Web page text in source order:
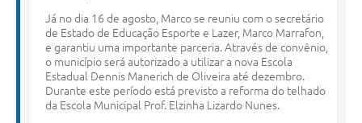
Já no dia 16 de agosto, Marco se reuniu com o secretário
de Estado de Educação Esporte e Lazer, Marco Marrafon,
e garantiu uma importante parceria. Através de convênio,
o município será autorizado a utilizar a nova Escola
Estadual Dennis Manerich de Oliveira até dezembro.
Durante este período está previsto a reforma do telhado
da Escola Municipal Prof. Elzinha Lizardo Nunes.